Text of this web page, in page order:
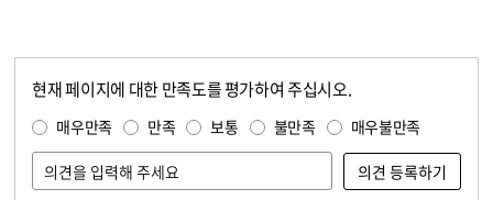
현재 페이지에 대한 만족도를 평가하여 주십시오.
매우만족 만족 보통 불만족 매우불만족